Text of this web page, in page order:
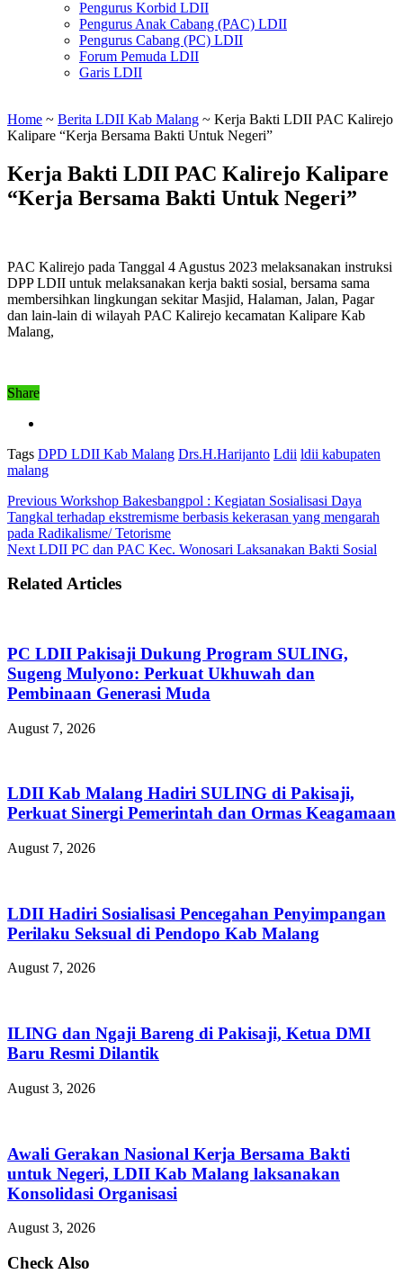
Pengurus Korbid LDII
Pengurus Anak Cabang (PAC) LDII
Pengurus Cabang (PC) LDII
Forum Pemuda LDII
Garis LDII
Home ~ Berita LDII Kab Malang ~ Kerja Bakti LDII PAC Kalirejo
Kalipare “Kerja Bersama Bakti Untuk Negeri”
Kerja Bakti LDII PAC Kalirejo Kalipare
“Kerja Bersama Bakti Untuk Negeri”
PAC Kalirejo pada Tanggal 4 Agustus 2023 melaksanakan instruksi
DPP LDII untuk melaksanakan kerja bakti sosial, bersama sama
membersihkan lingkungan sekitar Masjid, Halaman, Jalan, Pagar
dan lain-lain di wilayah PAC Kalirejo kecamatan Kalipare Kab
Malang,
Share
Tags DPD LDII Kab Malang Drs.H.Harijanto Ldii ldii kabupaten
malang
Previous Workshop Bakesbangpol : Kegiatan Sosialisasi Daya
Tangkal terhadap ekstremisme berbasis kekerasan yang mengarah
pada Radikalisme/ Tetorisme
Next LDII PC dan PAC Kec. Wonosari Laksanakan Bakti Sosial
Related Articles
PC LDII Pakisaji Dukung Program SULING,
Sugeng Mulyono: Perkuat Ukhuwah dan
Pembinaan Generasi Muda
August 7, 2026
LDII Kab Malang Hadiri SULING di Pakisaji,
Perkuat Sinergi Pemerintah dan Ormas Keagamaan
August 7, 2026
LDII Hadiri Sosialisasi Pencegahan Penyimpangan
Perilaku Seksual di Pendopo Kab Malang
August 7, 2026
ILING dan Ngaji Bareng di Pakisaji, Ketua DMI
Baru Resmi Dilantik
August 3, 2026
Awali Gerakan Nasional Kerja Bersama Bakti
untuk Negeri, LDII Kab Malang laksanakan
Konsolidasi Organisasi
August 3, 2026
Check Also